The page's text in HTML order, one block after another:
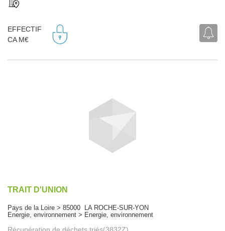
EFFECTIF
CA M€
TRAIT D'UNION
Pays de la Loire > 85000 LA ROCHE-SUR-YON
Energie, environnement > Energie, environnement
Récupération de déchets triés(3832Z)